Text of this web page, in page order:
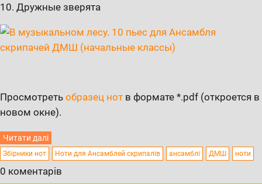
10. Дружные зверята
Просмотреть образец нот в формате *.pdf (откроется в
новом окне).
Читати далі
Збірники нот Ноти для Ансамблей скрипалів ансамблі ДМШ ноти
0 коментарів